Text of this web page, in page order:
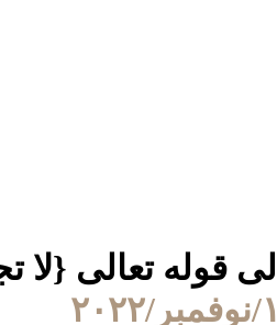
(16) من قوله تعالى {وكم أهلكنا من القرون من بعد نوح}